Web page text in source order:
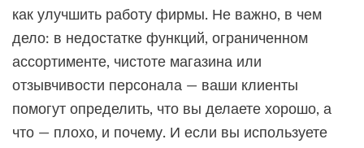
как улучшить работу фирмы. Не важно, в чем
дело: в недостатке функций, ограниченном
ассортименте, чистоте магазина или
отзывчивости персонала — ваши клиенты
помогут определить, что вы делаете хорошо, а
что — плохо, и почему. И если вы используете